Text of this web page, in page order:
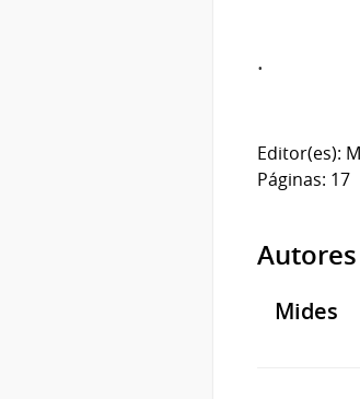
.
Editor(es):
Páginas: 17
Autores
Mides